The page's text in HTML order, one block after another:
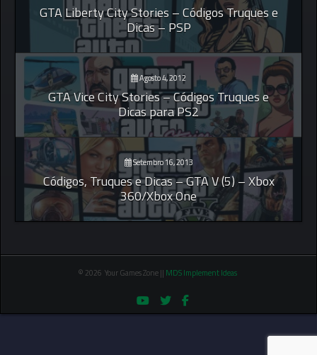
GTA Liberty City Stories – Códigos Truques e
Dicas – PSP
Agosto 4, 2012
GTA Vice City Stories – Códigos Truques e
Dicas para PS2
Setembro 16, 2013
Códigos, Truques e Dicas – GTA V (5) – Xbox
360/Xbox One
© 2026 Your Games Zone || MDS Implement Ideas